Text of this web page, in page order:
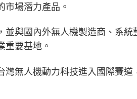
場潛力產品。
與國內外無人機製造商、系統
重要基地。
無人機動力科技進入國際賽道